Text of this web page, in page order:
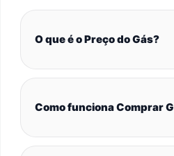
O que é o Preço do Gás?
Como funciona Comprar